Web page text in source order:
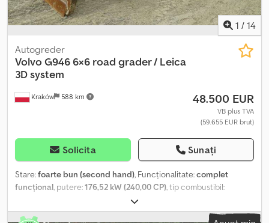
1 / 14
Kraków 588 km
Autogreder
VolvoG946 6×6 road grader / Leica
3D system
48.500 EUR
VB plus TVA
(59.655 EUR brut)
Solicita Sunați
Stare:foarte bun (second hand), Funcționalitate:complet
funcțional, putere:176,52 kW (240,00 CP), tip combustibil:
, greutatea goală:
configurație ax:6x6, An de fabricație:2007, ore de funcționare: